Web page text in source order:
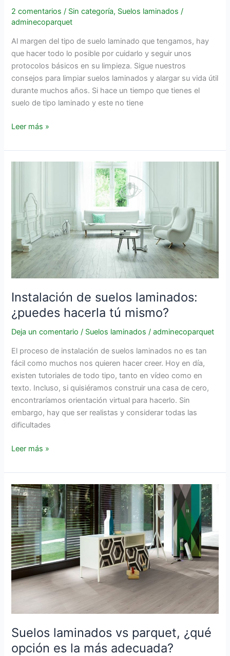
2 comentarios / Sin categoría, Suelos laminados /
adminecoparquet
Al margen del tipo de suelo laminado que tengamos, hay
que hacer todo lo posible por cuidarlo y seguir unos
protocolos básicos en su limpieza. Sigue nuestros
consejos para limpiar suelos laminados y alargar su vida útil
durante muchos años. Si hace un tiempo que tienes el
suelo de tipo laminado y este no tiene
Leer más »
Instalación de suelos laminados:
¿puedes hacerla tú mismo?
Deja un comentario / Suelos laminados /adminecoparquet
El proceso de instalación de suelos laminados no es tan
fácil como muchos nos quieren hacer creer. Hoy en día,
existen tutoriales de todo tipo, tanto en vídeo como en
texto. Incluso, si quisiéramos construir una casa de cero,
encontraríamos orientación virtual para hacerlo. Sin
embargo, hay que ser realistas y considerar todas las
dificultades
suelos
laminados:
¿puedes
hacerla
tú
mismo?
Leer más »
Suelos laminados vs parquet, ¿qué
opción es la más adecuada?
Suelos
laminados
vs
parquet,
¿qué
opción
es
más